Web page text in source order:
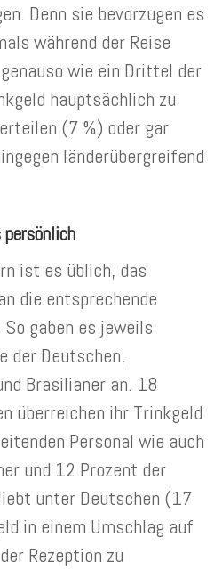
Denn sie bevorzugen es
während der Reise
wie ein Drittel der
hauptsächlich zu
(7 %) oder gar
länderübergreifend
ist es üblich, das
die entsprechende
gaben es jeweils
der Deutschen,
Brasilianer an. 18
überreichen ihr Trinkgeld
Personal wie auch
und 12 Prozent der
unter Deutschen (17
in einem Umschlag auf
Rezeption zu